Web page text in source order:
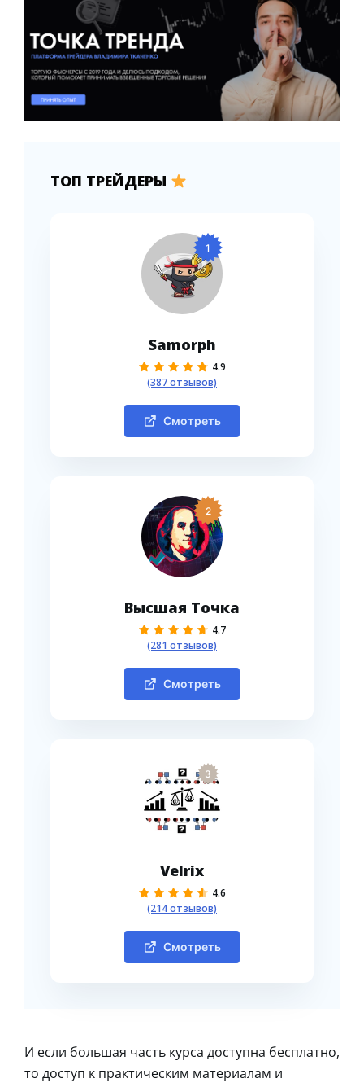
ТОП ТРЕЙДЕРЫ
1
Samorph
4.9
(387 отзывов)
Смотреть
2
Высшая Точка
4.7
(281 отзывов)
Смотреть
3
Velrix
4.6
(214 отзывов)
Смотреть
И если большая часть курса доступна бесплатно,
то доступ к практическим материалам и